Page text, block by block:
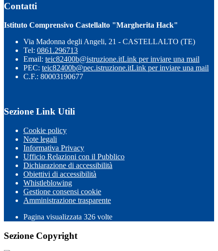
Contatti
Istituto Comprensivo Castellalto "Margherita Hack"
Via Madonna degli Angeli, 21 - CASTELLALTO (TE)
Tel: 0861.296713
Email: teic82400b@istruzione.itLink per inviare una mail
PEC: teic82400b@pec.istruzione.itLink per inviare una mail
C.F.: 80003190677
Sezione Link Utili
Cookie policy
Note legali
Informativa Privacy
Ufficio Relazioni con il Pubblico
Dichiarazione di accessibilità
Obiettivi di accessibilità
Whistleblowing
Gestione consensi cookie
Amministrazione trasparente
Pagina visualizzata 326 volte
Sezione Copyright